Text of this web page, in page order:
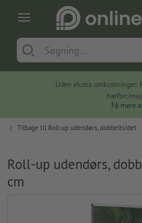
Uden ekstra omkostninger:
hæfter/
Få mere
Tilbage til Roll-up udendørs, dobbeltsidet
Roll-up udendørs,
cm